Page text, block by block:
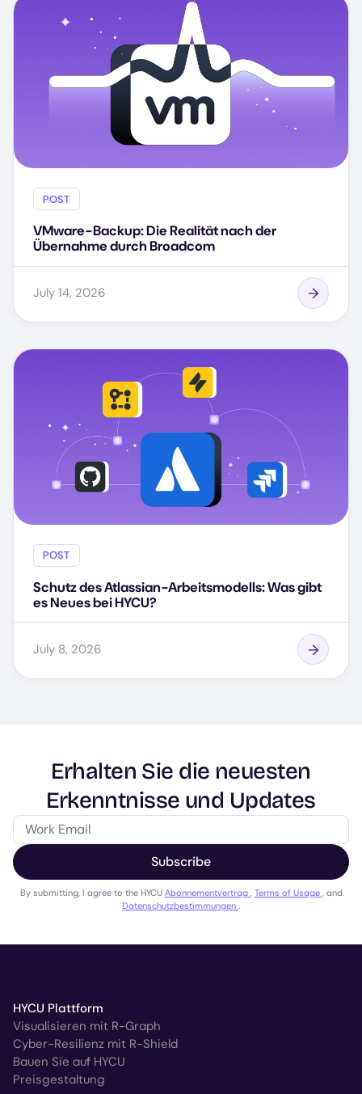
POST
VMware-Backup: Die Realität nach der
Übernahme durch Broadcom
July 14, 2026
POST
Schutz des Atlassian-Arbeitsmodells: Was gibt
es Neues bei HYCU?
July 8, 2026
Erhalten Sie die neuesten
Erkenntnisse und Updates
Subscribe
By submitting, I agree to the HYCU Abonnementvertrag Terms of Usage , and
Datenschutzbestimmungen
HYCU Plattform
Visualisieren mit R-Graph
Cyber-Resilienz mit R-Shield
Bauen Sie auf HYCU
Preisgestaltung